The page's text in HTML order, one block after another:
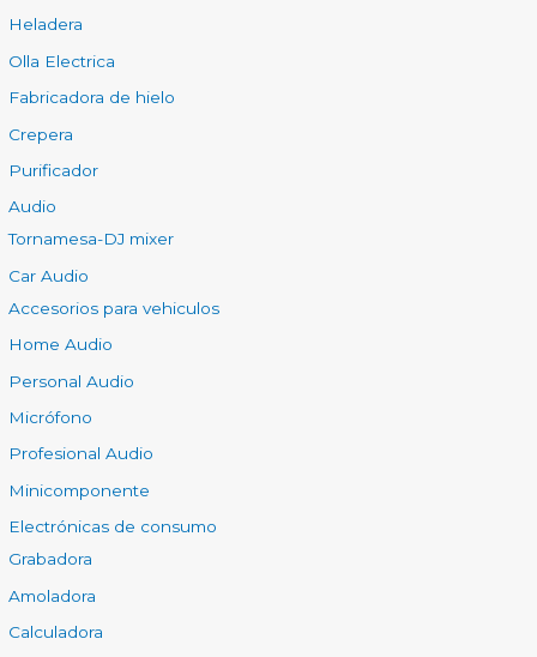
Heladera
Olla Electrica
Fabricadora de hielo
Crepera
Purificador
Audio
Tornamesa-DJ mixer
Car Audio
Accesorios para vehiculos
Home Audio
Personal Audio
Micrófono
Profesional Audio
Minicomponente
Electrónicas de consumo
Grabadora
Amoladora
Calculadora